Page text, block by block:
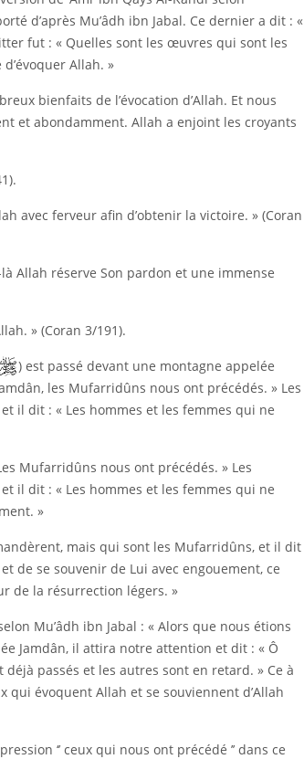
d’après Mu’âdh ibn Jabal. Ce dernier a dit : «
fut : « Quelles sont les œuvres qui sont les
Allah. »
bienfaits de l’évocation d’Allah. Et nous
et abondamment. Allah a enjoint les croyants
avec ferveur afin d’obtenir la victoire. » (Coran
Allah réserve Son pardon et une immense
» (Coran 3/191).
) est passé devant une montagne appelée
les Mufarridûns nous ont précédés. » Les
il dit : « Les hommes et les femmes qui ne
Mufarridûns nous ont précédés. » Les
il dit : « Les hommes et les femmes qui ne
»
mais qui sont les Mufarridûns, et il dit
de se souvenir de Lui avec engouement, ce
de la résurrection légers. »
Mu’âdh ibn Jabal : « Alors que nous étions
Jamdân, il attira notre attention et dit : « Ô
déjà passés et les autres sont en retard. » Ce à
qui évoquent Allah et se souviennent d’Allah
‘’ ceux qui nous ont précédé ’’ dans ce